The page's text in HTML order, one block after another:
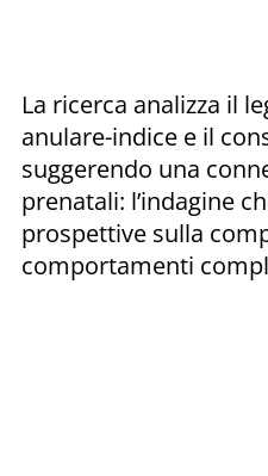
La ricerca analizza il
anulare-indice e il
suggerendo una
prenatali: l’indagine
prospettive sulla
comportamenti